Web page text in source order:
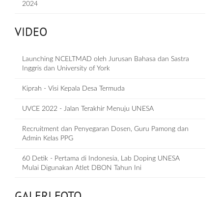
2024
VIDEO
Launching NCELTMAD oleh Jurusan Bahasa dan Sastra
Inggris dan University of York
Kiprah - Visi Kepala Desa Termuda
UVCE 2022 - Jalan Terakhir Menuju UNESA
Recruitment dan Penyegaran Dosen, Guru Pamong dan
Admin Kelas PPG
60 Detik - Pertama di Indonesia, Lab Doping UNESA
Mulai Digunakan Atlet DBON Tahun Ini